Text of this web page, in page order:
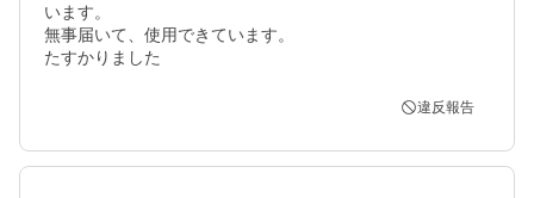
います。
無事届いて、使用できています。
たすかりました
違反報告